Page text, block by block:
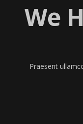
We
Praesent